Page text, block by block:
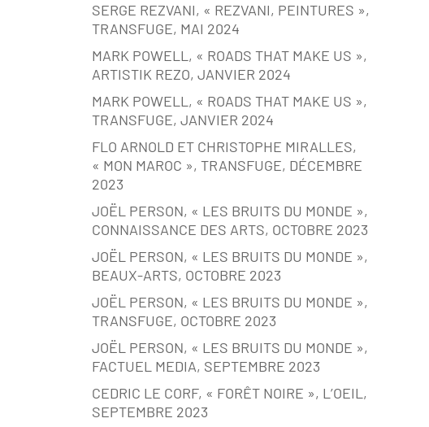
SERGE REZVANI, « REZVANI, PEINTURES »,
TRANSFUGE, MAI 2024
MARK POWELL, « ROADS THAT MAKE US »,
ARTISTIK REZO, JANVIER 2024
MARK POWELL, « ROADS THAT MAKE US »,
TRANSFUGE, JANVIER 2024
FLO ARNOLD ET CHRISTOPHE MIRALLES,
« MON MAROC », TRANSFUGE, DÉCEMBRE
2023
JOËL PERSON, « LES BRUITS DU MONDE »,
CONNAISSANCE DES ARTS, OCTOBRE 2023
JOËL PERSON, « LES BRUITS DU MONDE »,
BEAUX-ARTS, OCTOBRE 2023
JOËL PERSON, « LES BRUITS DU MONDE »,
TRANSFUGE, OCTOBRE 2023
JOËL PERSON, « LES BRUITS DU MONDE »,
FACTUEL MEDIA, SEPTEMBRE 2023
CEDRIC LE CORF, « FORÊT NOIRE », L’OEIL,
SEPTEMBRE 2023